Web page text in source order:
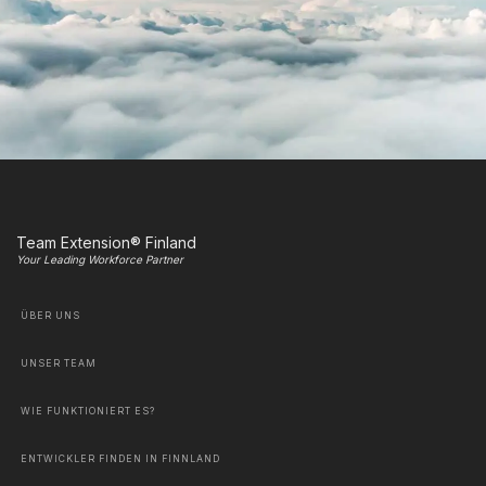
Team Extension® Finland
Your Leading Workforce Partner
ÜBER UNS
UNSER TEAM
WIE FUNKTIONIERT ES?
ENTWICKLER FINDEN IN FINNLAND